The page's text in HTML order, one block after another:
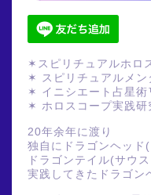
✶スピリチュアルホロ
✶ スピリチュアルメ
✶ イニシエート占星
✶ ホロスコープ実践
20年余年に渡り
独自にドラゴンヘッド
ドラゴンテイル(サウ
実践してきたドラゴン